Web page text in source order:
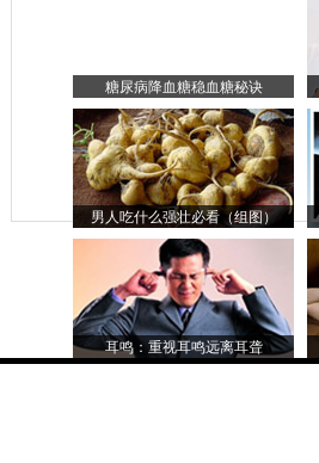
糖尿病降血糖稳血糖秘诀
男人吃什么强壮必看（组图）
耳鸣：重视耳鸣远离耳聋